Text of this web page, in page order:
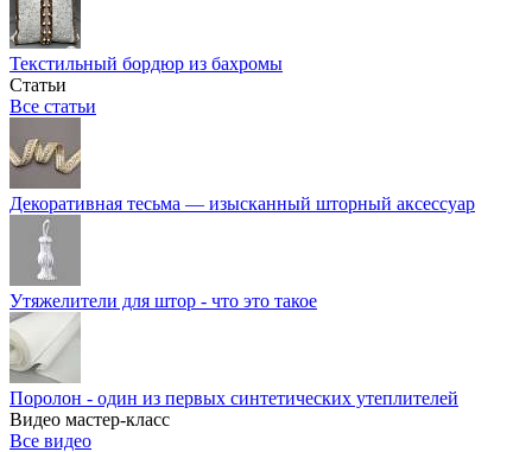
Текстильный бордюр из бахромы
Статьи
Все статьи
Декоративная тесьма — изысканный шторный аксессуар
Утяжелители для штор - что это такое
Поролон - один из первых синтетических утеплителей
Видео мастер-класс
Все видео